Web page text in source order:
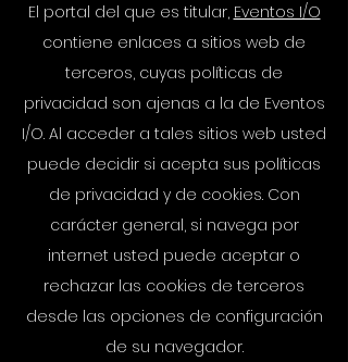
El portal del que es titular, Eventos I/O
contiene enlaces a sitios web de
terceros, cuyas políticas de
privacidad son ajenas a la de Eventos
I/O. Al acceder a tales sitios web usted
puede decidir si acepta sus políticas
de privacidad y de cookies. Con
carácter general,si navega por
internet usted puede aceptar o
rechazar las cookies de terceros
desde las opciones de configuración
de su navegador.